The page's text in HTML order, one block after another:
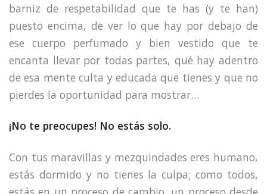
barniz de respetabilidad que te has (y te han)
puesto encima, de ver lo que hay por debajo de
ese cuerpo perfumado y bien vestido que te
encanta llevar por todas partes, qué hay adentro
de esa mente culta y educada que tienes y que no
pierdes la oportunidad para mostrar…
¡No te preocupes! No estás solo.
Con tus maravillas y mezquindades eres humano,
estás dormido y no tienes la culpa; como todos,